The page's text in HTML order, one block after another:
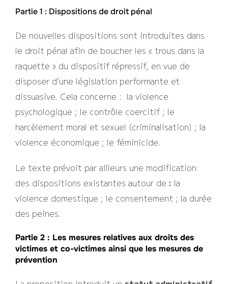
Partie 1 : Dispositions de droit pénal
De nouvelles dispositions sont introduites dans
le droit pénal afin de boucher les « trous dans la
raquette » du dispositif répressif, en vue de
disposer d’une législation performante et
dissuasive. Cela concerne : la violence
psychologique ; le contrôle coercitif ; le
harcèlement moral et sexuel (criminalisation) ; la
violence économique ; le féminicide.
Le texte prévoit par ailleurs une modification
des dispositions existantes autour de : la
violence domestique ; le consentement ; la durée
des peines.
Partie 2 : Les mesures relatives aux droits des
victimes et co-victimes ainsi que les mesures de
prévention